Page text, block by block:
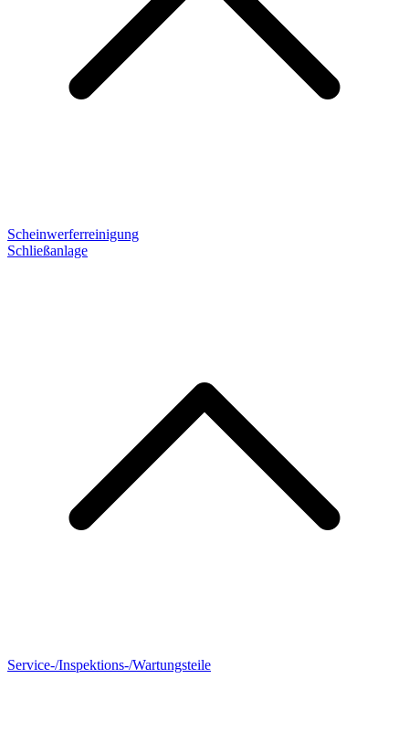
Scheinwerferreinigung
Schließanlage
Service-/Inspektions-/Wartungsteile